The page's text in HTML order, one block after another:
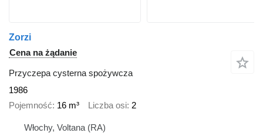
Zorzi
Cena na żądanie
Przyczepa cysterna spożywcza
1986
Pojemność 16 m³ Liczba osi 2
Włochy, Voltana (RA)